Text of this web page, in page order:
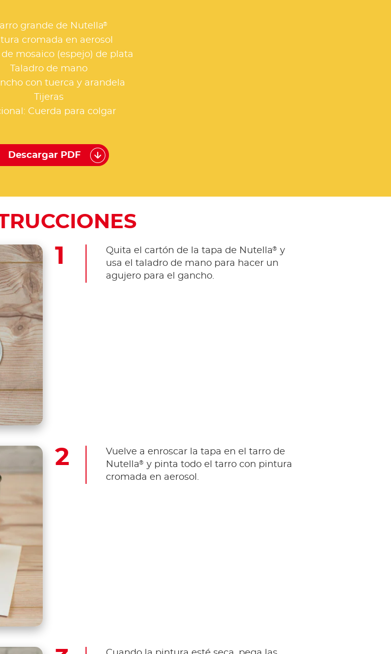
tarro grande de Nutella®
cromada en aerosol
de mosaico (espejo) de plata
Taladro de mano
con tuerca y arandela
Tijeras
Cuerda para colgar
Descargar PDF
Quita el cartón de la tapa de Nutella® y
usa el taladro de mano para hacer un
agujero para el gancho.
Vuelve a enroscar la tapa en el tarro de
Nutella® y pinta todo el tarro con pintura
cromada en aerosol.